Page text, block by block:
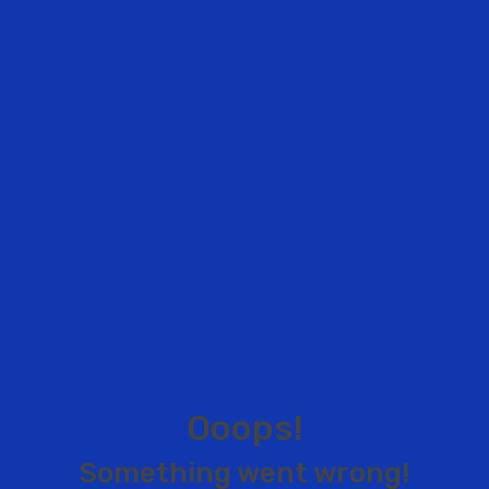
Ooops!
Something went wrong!